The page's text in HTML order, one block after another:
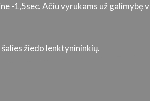
-1,5sec. Ačiū vyrukams už galimybę
žiedo lenktynininkių.